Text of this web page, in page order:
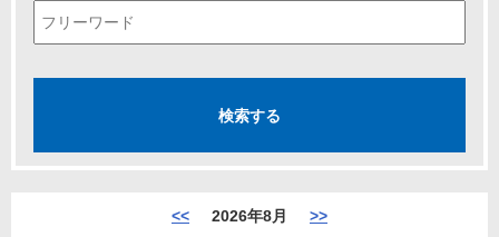
<< 2026年8月 >>